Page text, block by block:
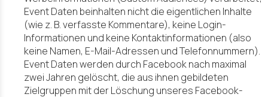
Event Daten beinhalten nicht die eigentlichen Inhalte
(wie z. B. verfasste Kommentare), keine Login-
Informationen und keine Kontaktinformationen (also
keine Namen, E-Mail-Adressen und Telefonnummern).
Event Daten werden durch Facebook nach maximal
zwei Jahren gelöscht, die aus ihnen gebildeten
Zielgruppen mit der Löschung unseres Facebook-